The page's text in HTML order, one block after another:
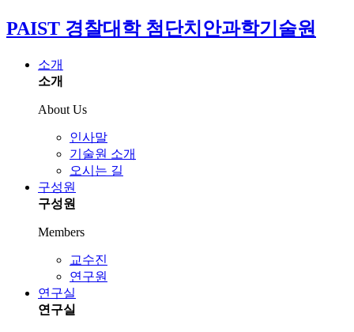
PAIST 경찰대학 첨단치안과학기술원
소개
소개
About Us
인사말
기술원 소개
오시는 길
구성원
구성원
Members
교수진
연구원
연구실
연구실